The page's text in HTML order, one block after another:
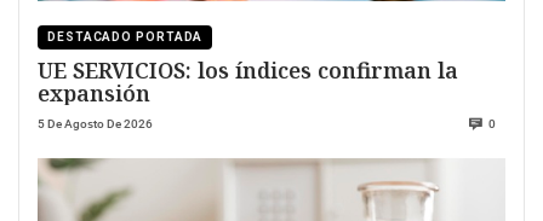
DESTACADO PORTADA
UE SERVICIOS: los índices confirman la
expansión
5 De Agosto De 2026 0